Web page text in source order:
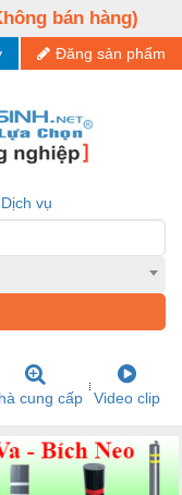
bán hàng)
Đăng sản phẩm
Dịch vụ
cung cấp Video clip